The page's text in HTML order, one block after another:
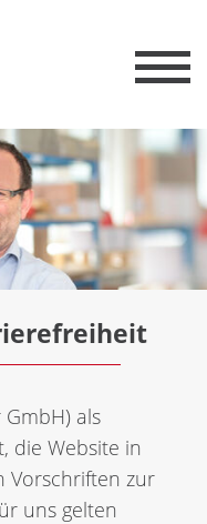
als
die Website in
Vorschriften zur
uns gelten